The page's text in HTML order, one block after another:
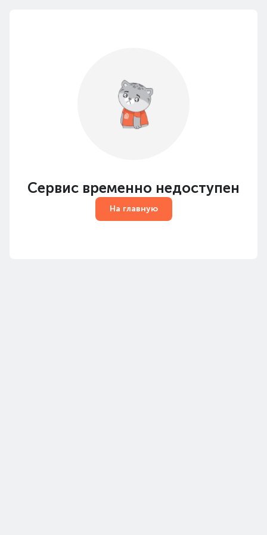
Сервис временно недоступен
На главную